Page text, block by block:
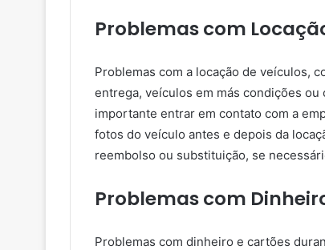
Problemas com
Problemas com a locação de veículos,
entrega, veículos em más condições
importante entrar em contato com a
fotos do veículo antes e depois da
reembolso ou substituição, se
Problemas com
Problemas com dinheiro e cartões